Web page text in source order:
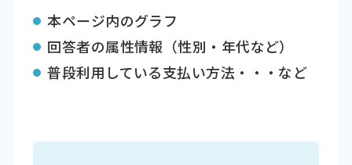
本ページ内のグラフ
回答者の属性情報（性別・年代など）
普段利用している支払い方法・・・など